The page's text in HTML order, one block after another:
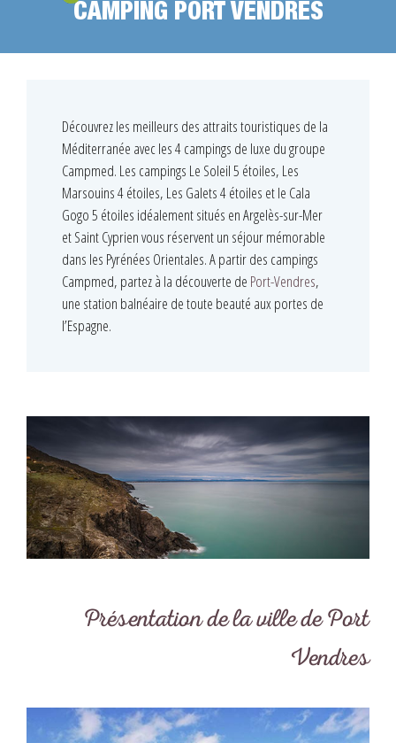
CAMPING PORT VENDRES
Découvrez les meilleurs des attraits touristiques de la
Méditerranée avec les 4 campings de luxe du groupe
Campmed. Les campings Le Soleil 5 étoiles, Les
Marsouins 4 étoiles, Les Galets 4 étoiles et le Cala
Gogo 5 étoiles idéalement situés en Argelès-sur-Mer
et Saint Cyprien vous réservent un séjour mémorable
dans les Pyrénées Orientales. A partir des campings
Campmed, partez à la découverte de Port-Vendres,
une station balnéaire de toute beauté aux portes de
l’Espagne.
Présentation de la ville de Port
Vendres